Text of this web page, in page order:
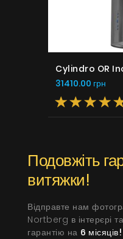
Cylindro OR
31410.00 грн
Подовжіть
витяжки!
Відправте нам
Nortberg в інтерєрі
гарантію на 6 місяців!